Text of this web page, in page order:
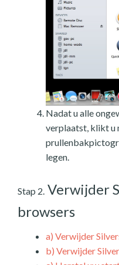
Nadat u alle
verplaatst, klikt u
legen.
Stap 2. Verwijder
browsers
a) Verwijder
b) Verwijder